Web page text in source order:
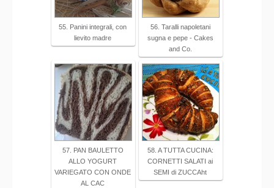
55. Panini integrali, con
lievito madre
56. Taralli napoletani
sugna e pepe - Cakes
and Co.
57. PAN BAULETTO
ALLO YOGURT
VARIEGATO CON ONDE
AL CAC
58. A TUTTA CUCINA:
CORNETTI SALATI ai
SEMI di ZUCCAht